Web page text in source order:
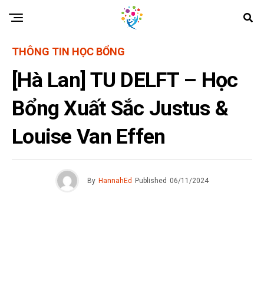
THÔNG TIN HỌC BỔNG
[Hà Lan] TU DELFT – Học
Bổng Xuất Sắc Justus &
Louise Van Effen
By HannahEd Published 06/11/2024